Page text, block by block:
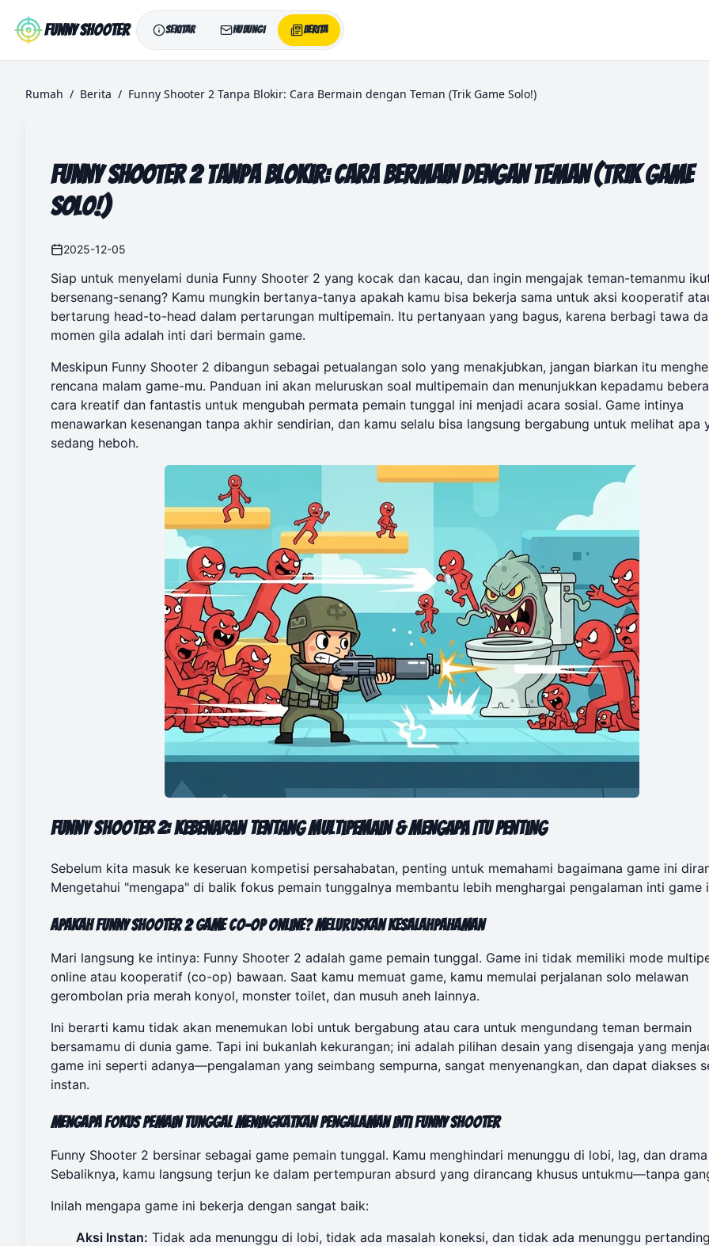
Funny Shooter
Sekitar Hubungi Berita
Rumah / Berita / Funny Shooter 2 Tanpa Blokir: Cara Bermain dengan Teman (Trik Game Solo!)
Funny Shooter 2 Tanpa Blokir: Cara Bermain dengan Teman (Trik Game
Solo!)
2025-12-05
Siap untuk menyelami dunia Funny Shooter 2 yang kocak dan kacau, dan ingin mengajak teman-temanmu
bersenang-senang? Kamu mungkin bertanya-tanya apakah kamu bisa bekerja sama untuk aksi kooperatif
bertarung head-to-head dalam pertarungan multipemain. Itu pertanyaan yang bagus, karena berbagi tawa
momen gila adalah inti dari bermain game.
Meskipun Funny Shooter 2 dibangun sebagai petualangan solo yang menakjubkan, jangan biarkan itu
rencana malam game-mu. Panduan ini akan meluruskan soal multipemain dan menunjukkan kepadamu
cara kreatif dan fantastis untuk mengubah permata pemain tunggal ini menjadi acara sosial. Game intinya
menawarkan kesenangan tanpa akhir sendirian, dan kamu selalu bisa langsung bergabung untuk melihat apa
sedang heboh.
Funny Shooter 2: Kebenaran tentang Multipemain & Mengapa Itu Penting
Sebelum kita masuk ke keseruan kompetisi persahabatan, penting untuk memahami bagaimana game ini
Mengetahui "mengapa" di balik fokus pemain tunggalnya membantu lebih menghargai pengalaman inti game
Apakah Funny Shooter 2 Game Co-op Online? Meluruskan Kesalahpahaman
Mari langsung ke intinya: Funny Shooter 2 adalah game pemain tunggal. Game ini tidak memiliki mode
online atau kooperatif (co-op) bawaan. Saat kamu memuat game, kamu memulai perjalanan solo melawan
gerombolan pria merah konyol, monster toilet, dan musuh aneh lainnya.
Ini berarti kamu tidak akan menemukan lobi untuk bergabung atau cara untuk mengundang teman bermain
bersamamu di dunia game. Tapi ini bukanlah kekurangan; ini adalah pilihan desain yang disengaja yang
game ini seperti adanya—pengalaman yang seimbang sempurna, sangat menyenangkan, dan dapat diakses
instan.
Mengapa Fokus Pemain Tunggal Meningkatkan Pengalaman Inti Funny Shooter
Funny Shooter 2 bersinar sebagai game pemain tunggal. Kamu menghindari menunggu di lobi, lag, dan
Sebaliknya, kamu langsung terjun ke dalam pertempuran absurd yang dirancang khusus untukmu—tanpa
Inilah mengapa game ini bekerja dengan sangat baik:
Aksi Instan: Tidak ada menunggu di lobi, tidak ada masalah koneksi, dan tidak ada menunggu